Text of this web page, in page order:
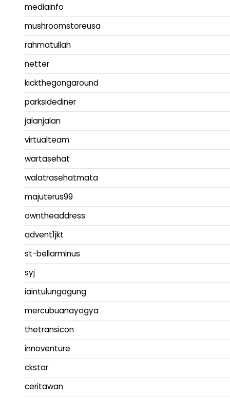
mediainfo
mushroomstoreusa
rahmatullah
netter
kickthegongaround
parksidediner
jalanjalan
virtualteam
wartasehat
walatrasehatmata
majuterus99
owntheaddress
advent1jkt
st-bellarminus
syj
iaintulungagung
mercubuanayogya
thetransicon
innoventure
ckstar
ceritawan